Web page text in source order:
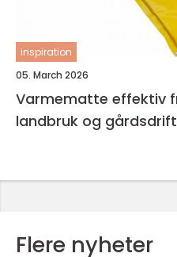
inspiration
05. March 2026
Varmematte effektiv frostbeskyttelse for
landbruk og gårdsdrift
Flere nyheter